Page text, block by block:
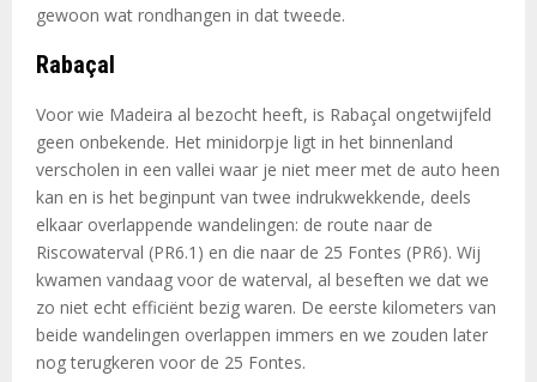
gewoon wat rondhangen in dat tweede.
Rabaçal
Voor wie Madeira al bezocht heeft, is Rabaçal ongetwijfeld
geen onbekende. Het minidorpje ligt in het binnenland
verscholen in een vallei waar je niet meer met de auto heen
kan en is het beginpunt van twee indrukwekkende, deels
elkaar overlappende wandelingen: de route naar de
Riscowaterval (PR6.1) en die naar de 25 Fontes (PR6). Wij
kwamen vandaag voor de waterval, al beseften we dat we
zo niet echt efficiënt bezig waren. De eerste kilometers van
beide wandelingen overlappen immers en we zouden later
nog terugkeren voor de 25 Fontes.